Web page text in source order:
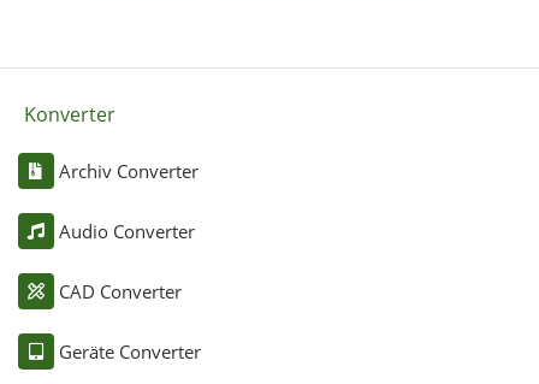
Konverter
Archiv Converter
Audio Converter
CAD Converter
Geräte Converter